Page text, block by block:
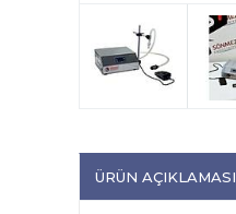
ÜRÜN AÇIKLAMASI